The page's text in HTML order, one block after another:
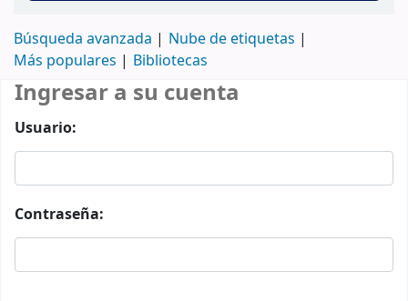
Búsqueda avanzada
Nube de etiquetas
Más populares
Bibliotecas
Ingresar a su cuenta
Usuario:
Contraseña: